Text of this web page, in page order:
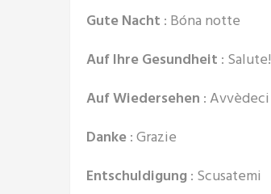
Gute Nacht : Bóna notte
Auf Ihre Gesundheit : Salute!
Auf Wiedersehen : Avvèdeci
Danke: Grazie
Entschuldigung: Scusatemi